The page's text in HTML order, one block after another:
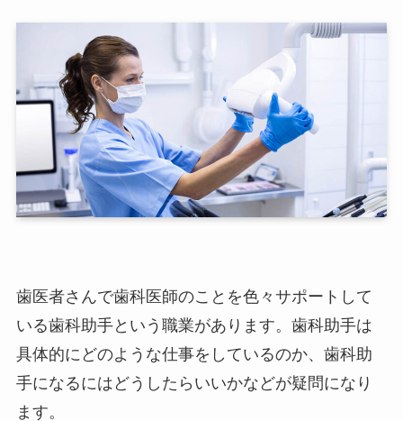
歯医者さんで歯科医師のことを色々サポートして
いる歯科助手という職業があります。歯科助手は
具体的にどのような仕事をしているのか、歯科助
手になるにはどうしたらいいかなどが疑問になり
ます。